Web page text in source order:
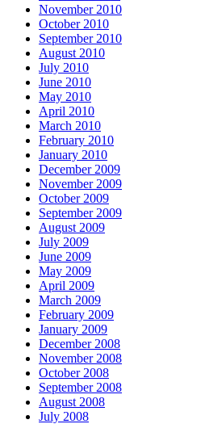
November 2010
October 2010
September 2010
August 2010
July 2010
June 2010
May 2010
April 2010
March 2010
February 2010
January 2010
December 2009
November 2009
October 2009
September 2009
August 2009
July 2009
June 2009
May 2009
April 2009
March 2009
February 2009
January 2009
December 2008
November 2008
October 2008
September 2008
August 2008
July 2008